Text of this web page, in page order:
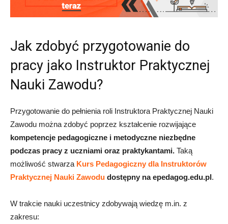
Jak zdobyć przygotowanie do
pracy jako Instruktor Praktycznej
Nauki Zawodu?
Przygotowanie do pełnienia roli Instruktora Praktycznej Nauki
Zawodu można zdobyć poprzez kształcenie rozwijające
kompetencje pedagogiczne i metodyczne niezbędne
podczas pracy z uczniami oraz praktykantami. Taką
możliwość stwarza Kurs Pedagogiczny dla Instruktorów
Praktycznej Nauki Zawodu dostępny na epedagog.edu.pl.
W trakcie nauki uczestnicy zdobywają wiedzę m.in. z
zakresu: